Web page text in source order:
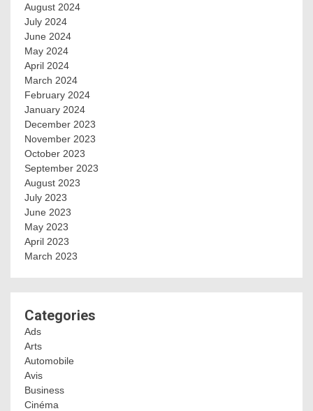
August 2024
July 2024
June 2024
May 2024
April 2024
March 2024
February 2024
January 2024
December 2023
November 2023
October 2023
September 2023
August 2023
July 2023
June 2023
May 2023
April 2023
March 2023
Categories
Ads
Arts
Automobile
Avis
Business
Cinéma